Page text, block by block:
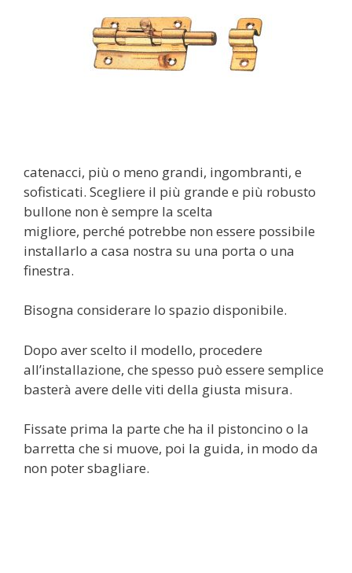
catenacci, più o meno grandi, ingombranti, e
sofisticati. Scegliere il più grande e più robusto
bullone non è sempre la scelta
migliore, perché potrebbe non essere possibile
installarlo a casa nostra su una porta o una
finestra.
Bisogna considerare lo spazio disponibile.
Dopo aver scelto il modello, procedere
all’installazione, che spesso può essere semplice
basterà avere delle viti della giusta misura.
Fissate prima la parte che ha il pistoncino o la
barretta che si muove, poi la guida, in modo da
non poter sbagliare.